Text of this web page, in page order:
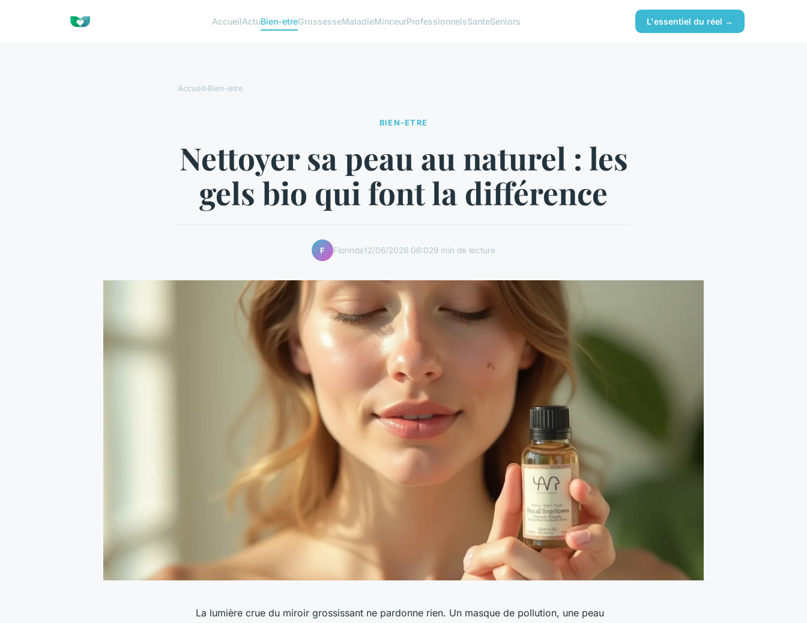
AccueilActuBien-etreGrossesseMaladieMinceurProfessionnelsSanteSeniors L'essentiel du réel →
Accueil›Bien-etre
BIEN-ETRE
Nettoyer sa peau au naturel : les
gels bio qui font la différence
F Florinda12/06/2026 06:029 min de lecture
La lumière crue du miroir grossissant ne pardonne rien. Un masque de pollution, une peau